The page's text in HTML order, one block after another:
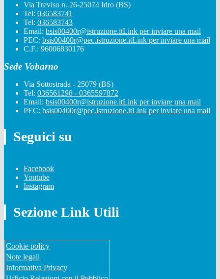
Via Treviso n. 26-25074 Idro (BS)
Tel: 036583741
Tel: 036583743
Email: bsis00400r@istruzione.itLink per inviare una mail
PEC: bsis00400r@pec.istruzione.itLink per inviare una mail
C.F.: 96006830176
Sede Vobarno
Via Sottostrada - 25079 (BS)
Tel: 036561298 - 0365597872
Email: bsis00400r@istruzione.itLink per inviare una mail
PEC: bsis00400r@pec.istruzione.itLink per inviare una mail
Seguici su
Facebook
Youtube
Instagram
Sezione Link Utili
Cookie policy
Note legali
Informativa Privacy